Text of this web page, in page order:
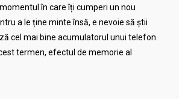
în care îți cumperi un nou
a le ține minte însă, e nevoie să știi
cel mai bine acumulatorul unui telefon.
termen, efectul de memorie al